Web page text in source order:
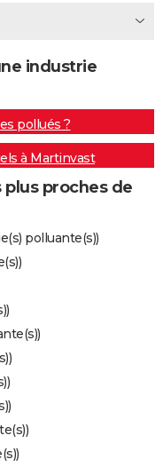
industrie
pollués ?
à Martinvast
proches de
polluante(s))